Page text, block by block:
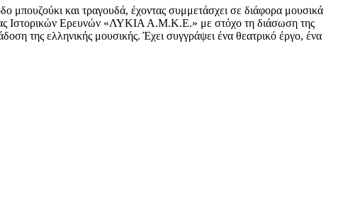
μπουζούκι και τραγουδά, έχοντας συμμετάσχει σε διάφορα μουσικά
Ιστορικών Ερευνών «ΛΥΚΙΑ Α.Μ.Κ.Ε.» με στόχο τη διάσωση της
της ελληνικής μουσικής. Έχει συγγράψει ένα θεατρικό έργο, ένα